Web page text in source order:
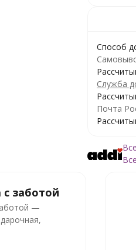
Способ
Служба
Почта
заботой
—